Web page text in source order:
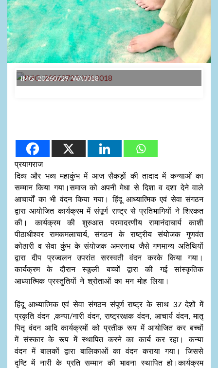
IMG 20260729 WA0018
प्रयागराज
दिव्य और भव्य महाकुंभ में आज सैकड़ों की तादाद में कन्याओं का
सम्मान किया गया।समाज को अपनी मेधा से दिशा व दशा देने वाले
आचार्यों का भी वंदन किया गया। हिंदू आध्यात्मिक एवं सेवा संगठन
द्वारा आयोजित कार्यक्रम में संपूर्ण राष्ट्र से प्रतिभागियों ने शिरकत
की। कार्यक्रम की शुरुआत परमादरणीय रामानंदाचार्य काशी
पीठाधीश्वर रामकमलाचार्य, संगठन के राष्ट्रीय संयोजक गुणवंत
कोठारी व सेवा कुंभ के संयोजक अमरनाथ जैसे गणमान्य अतिथियों
द्वारा दीप प्रज्वलन उपरांत सरस्वती वंदन करके किया गया।
कार्यक्रम के दौरान स्कूली बच्चों द्वारा की गई सांस्कृतिक
आध्यात्मिक प्रस्तुतियों ने श्रोताओं का मन मोह लिया।
हिंदू आध्यात्मिक एवं सेवा संगठन संपूर्ण राष्ट्र के साथ 37 देशों में
प्रकृति वंदन ,कन्या/नारी वंदन, राष्ट्ररक्षक वंदन, आचार्य वंदन, मातृ
पितृ वंदन आदि कार्यक्रमों को प्रतीक रूप में आयोजित कर बच्चों
में संस्कार के रूप में स्थापित करने का कार्य कर रहा। कन्या
वंदन में बालकों द्वारा बालिकाओं का वंदन कराया गया। जिससे
दृष्टि में नारी के प्रति सम्मान की भावना स्थापित हो।कार्यक्रम